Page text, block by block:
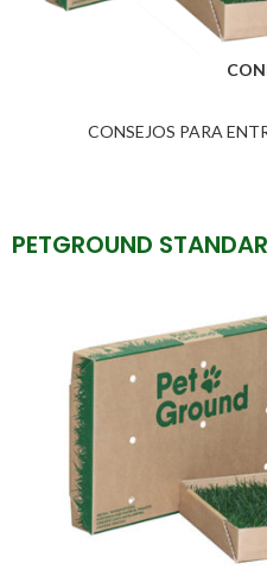
CONSEJOS PARA
PETGROUND